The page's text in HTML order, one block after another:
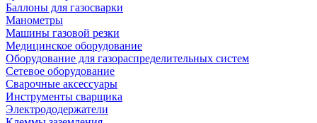
Баллоны для газосварки
Манометры
Машины газовой резки
Медицинское оборудование
Оборудование для газораспределительных систем
Сетевое оборудование
Сварочные аксессуары
Инструменты сварщика
Электрододержатели